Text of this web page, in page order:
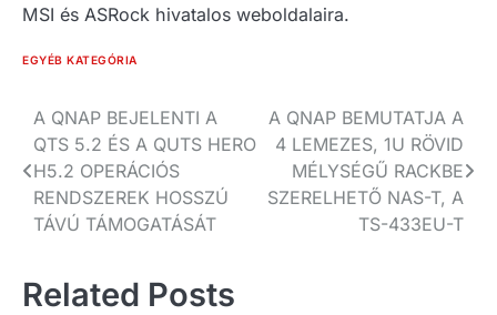
MSI és ASRock hivatalos weboldalaira.
EGYÉB KATEGÓRIA
Bejegyzés
navigáció
A QNAP BEJELENTI A
QTS 5.2 ÉS A QUTS HERO
H5.2 OPERÁCIÓS
RENDSZEREK HOSSZÚ
TÁVÚ TÁMOGATÁSÁT
A QNAP BEMUTATJA A
4 LEMEZES, 1U RÖVID
MÉLYSÉGŰ RACKBE
SZERELHETŐ NAS-T, A
TS-433EU-T
Related Posts